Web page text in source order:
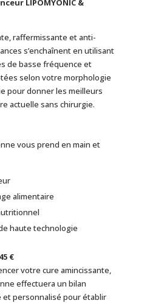
LIPOMYONIC &
raffermissante et anti-
s’enchaînent en utilisant
de basse fréquence et
selon votre morphologie
pour donner les meilleurs
actuelle sans chirurgie.
vous prend en main et
alimentaire
haute technologie
€
votre cure amincissante,
effectuera un bilan
et personnalisé pour établir